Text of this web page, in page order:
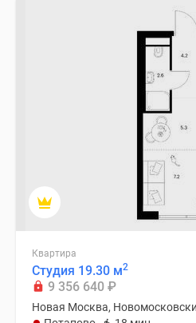
Квартира
Студия 19.30 м2
9 356 640 ₽
Новая Москва,